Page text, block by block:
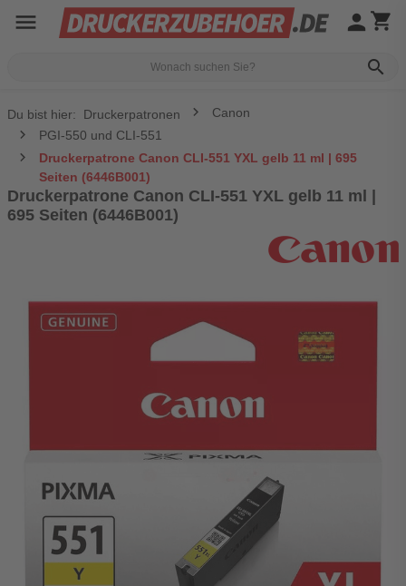
menu
search
person shopping_cart
Du bist hier: Druckerpatronen
Canon
PGI-550 und CLI-551
Druckerpatrone Canon CLI-551 YXL gelb 11 ml | 695
Seiten (6446B001)
Druckerpatrone Canon CLI-551 YXL gelb 11 ml |
695 Seiten (6446B001)